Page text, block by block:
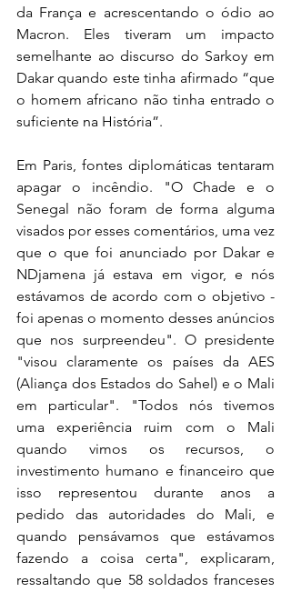
da França e acrescentando o ódio ao
Macron. Eles tiveram um impacto
semelhante ao discurso do Sarkoy em
Dakar quando este tinha afirmado “que
o homem africano não tinha entrado o
suficiente na História”.
Em Paris, fontes diplomáticas tentaram
apagar o incêndio. "O Chade e o
Senegal não foram de forma alguma
visados por esses comentários, uma vez
que o que foi anunciado por Dakar e
NDjamena já estava em vigor, e nós
estávamos de acordo com o objetivo -
foi apenas o momento desses anúncios
que nos surpreendeu". O presidente
"visou claramente os países da AES
(Aliança dos Estados do Sahel) e o Mali
em particular". "Todos nós tivemos
uma experiência ruim com o Mali
quando vimos os recursos, o
investimento humano e financeiro que
isso representou durante anos a
pedido das autoridades do Mali, e
quando pensávamos que estávamos
fazendo a coisa certa", explicaram,
ressaltando que 58 soldados franceses